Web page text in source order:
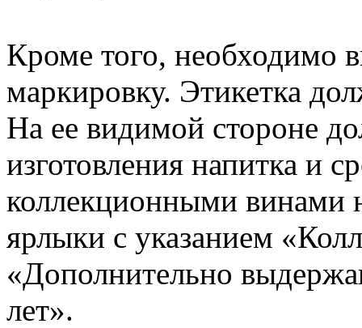
Кроме того, необходимо
маркировку. Этикетка
На ее видимой стороне
изготовления напитка и
коллекционными винами
ярлыки с указанием
«Дополнительно
лет».